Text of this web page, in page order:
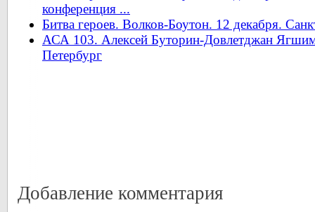
конференция ...
Битва героев. Волков-Боутон. 12 декабря.
АСА 103. Алексей Буторин-Довлетджан
Петербург
Добавление комментария